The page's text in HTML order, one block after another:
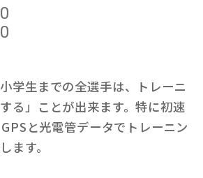
0
0
学生までの全選手は、トレーニ
る」ことが出来ます。特に初速
と光電管データでトレーニン
ます。